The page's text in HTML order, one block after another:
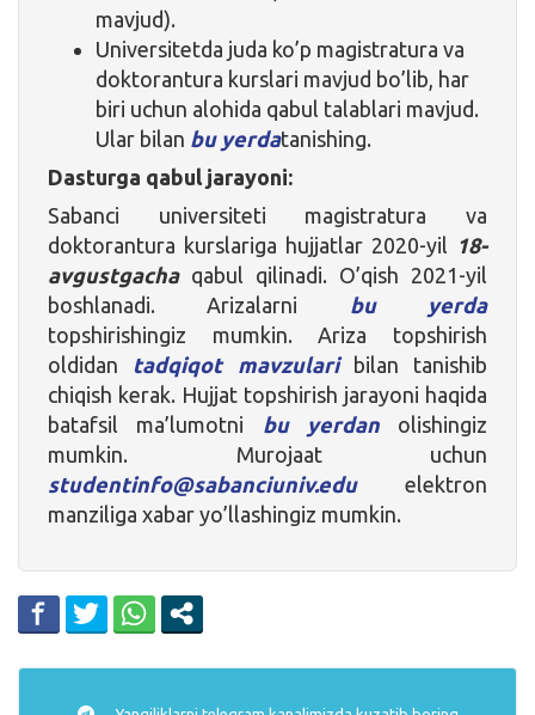
mavjud).
Universitetda juda ko’p magistratura va
doktorantura kurslari mavjud bo’lib, har
biri uchun alohida qabul talablari mavjud.
Ular bilan bu yerdatanishing.
Dasturga qabul jarayoni:
Sabanci universiteti magistratura va
doktorantura kurslariga hujjatlar 2020-yil 18-
avgustgacha qabul qilinadi. O’qish 2021-yil
boshlanadi. Arizalarni
bu yerda
topshirishingiz mumkin. Ariza topshirish
oldidan tadqiqot mavzularibilan tanishib
chiqish kerak. Hujjat topshirish jarayoni haqida
batafsil ma’lumotni
bu yerdanolishingiz
mumkin. Murojaat uchun
studentinfo@sabanciuniv.eduelektron
manziliga xabar yo’llashingiz mumkin.